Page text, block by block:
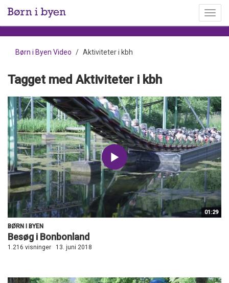
menu
Børn i Byen Video Aktiviteter i kbh
Tagget med Aktiviteter i kbh
01:29
BØRN I BYEN
Besøg i Bonbonland
1.216 visninger 13. juni 2018